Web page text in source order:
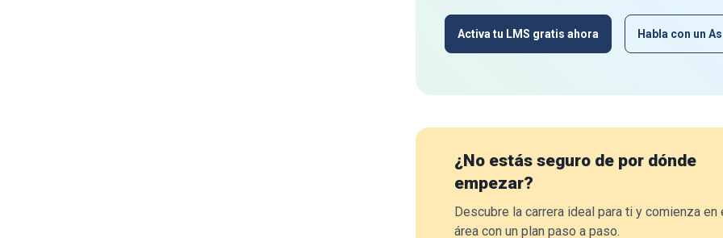
Activa tu LMS gratis ahora Habla con un
¿No estás seguro de por dónde
empezar?
Descubre la carrera ideal para ti y comienza en
área con un plan paso a paso.